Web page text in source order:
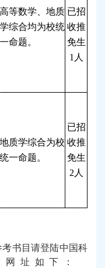
高等数学、地质
学综合均为校统
一命题。
已招
收推
免生
1 人
地质学综合为校
统一命题。
已招
收推
免生
2 人
书目请登陆中国科
址如下：